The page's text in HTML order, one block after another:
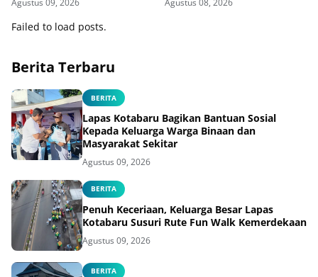
Agustus 09, 2026
Binaan
Agustus 08, 2026
Failed to load posts.
Berita Terbaru
BERITA
Lapas Kotabaru Bagikan Bantuan Sosial
Kepada Keluarga Warga Binaan dan
Masyarakat Sekitar
Agustus 09, 2026
BERITA
Penuh Keceriaan, Keluarga Besar Lapas
Kotabaru Susuri Rute Fun Walk Kemerdekaan
Agustus 09, 2026
BERITA